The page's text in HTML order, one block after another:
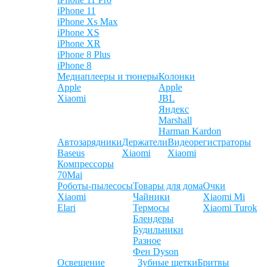
iPhone 11
iPhone Xs Max
iPhone XS
iPhone XR
iPhone 8 Plus
iPhone 8
Медиаплееры и тюнеры
Apple
Xiaomi
Колонки
Apple
JBL
Яндекс
Marshall
Harman Kardon
Автозарядники
Baseus
Держатели
Xiaomi
Видеорегистраторы
Xiaomi
Компрессоры
70Mai
Роботы-пылесосы
Xiaomi
Elari
Товары для дома
Чайники
Термосы
Блендеры
Будильники
Разное
Фен Dyson
Очки
Xiaomi Mi
Xiaomi Turok
Освещение
Зубные щеткиБритвы